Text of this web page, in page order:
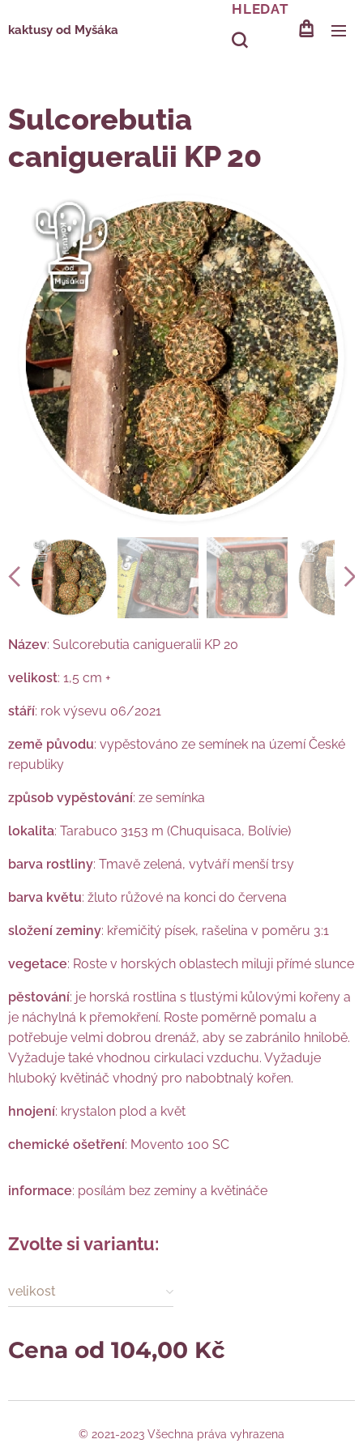
kaktusy od Myšáka
HLEDAT
Sulcorebutia
canigueralii KP 20
Název: Sulcorebutia canigueralii KP 20
velikost: 1,5 cm +
stáří: rok výsevu 06/2021
země původu: vypěstováno ze semínek na území České
republiky
způsob vypěstování: ze semínka
lokalita: Tarabuco 3153 m (Chuquisaca, Bolívie)
barva rostliny: Tmavě zelená, vytváří menší trsy
barva květu: žluto růžové na konci do červena
složení zeminy: křemičitý písek, rašelina v poměru 3:1
vegetace: Roste v horských oblastech miluji přímé slunce
pěstování: je horská rostlina s tlustými kůlovými kořeny a
je náchylná k přemokření. Roste poměrně pomalu a
potřebuje velmi dobrou drenáž, aby se zabránilo hnilobě.
Vyžaduje také vhodnou cirkulaci vzduchu. Vyžaduje
hluboký květináč vhodný pro nabobtnalý kořen.
hnojení: krystalon plod a květ
chemické ošetření: Movento 100 SC
informace: posílám bez zeminy a květináče
Zvolte si variantu:
velikost
Cena od 104,00 Kč
© 2021-2023 Všechna práva vyhrazena